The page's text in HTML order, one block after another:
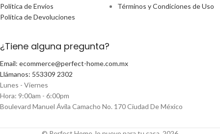
Política de Envíos
Política de Devoluciones
Términos y Condiciones de Uso
¿Tiene alguna pregunta?
Email: ecommerce@perfect-home.com.mx
Llámanos: 553309 2302
Lunes - Viernes
Hora: 9:00am - 6:00pm
Boulevard Manuel Ávila Camacho No. 170 Ciudad De México